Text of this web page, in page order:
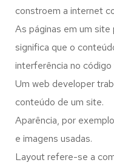
constroem a internet
As páginas em um site
significa que o
interferência no
Um web developer
conteúdo de um site.
Aparência, por
e imagens usadas.
Layout refere-se a